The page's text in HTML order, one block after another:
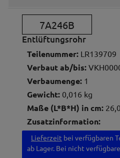
7A246B
Entlüftungsrohr
Teilenummer: LR139709
Verbaut ab/bis:
Verbaumenge: 1
Gewicht: 0,016 kg
Maße (L*B*H) in cm:
Zusatzinformation:
Lieferzeit bei verfügbaren
ab Lager. Bei nicht